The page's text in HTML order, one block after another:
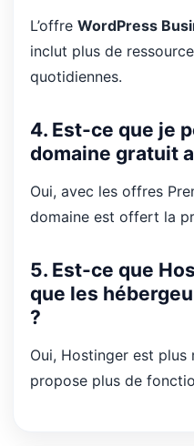
L’offre WordPress
inclut plus de
quotidiennes.
4. Est-ce que je
domaine gratuit
Oui, avec les offres
domaine est offert la
5. Est-ce que
que les
?
Oui, Hostinger est plus
propose plus de